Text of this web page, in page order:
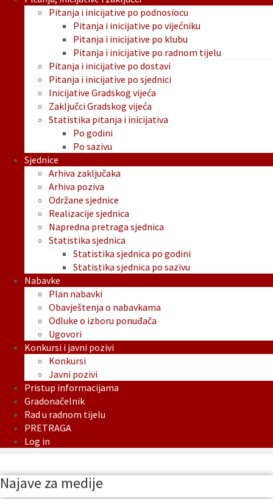
Pitanja i inicijative po podnosiocu
Pitanja i inicijative po vijećniku
Pitanja i inicijative po klubu
Pitanja i inicijative po radnom tijelu
Pitanja i inicijative po dostavi
Pitanja i inicijative po sjednici
Inicijative Gradskog vijeća
Zaključci Gradskog vijeća
Statistika pitanja i inicijativa
Po godini
Po sazivu
Sjednice
Arhiva zaključaka
Arhiva poziva
Održane sjednice
Realizacije sjednica
Napredna pretraga sjednica
Statistika sjednica
Statistika sjednica po godini
Statistika sjednica po sazivu
Nabavke
Plan nabavki
Obavještenja o nabavkama
Odluke o izboru ponuđača
Ugovori
Konkursi i javni pozivi
Konkursi
Javni pozivi
Pristup informacijama
Gradonačelnik
Rad u radnom tijelu
PRETRAGA
Log in
Najave za medije